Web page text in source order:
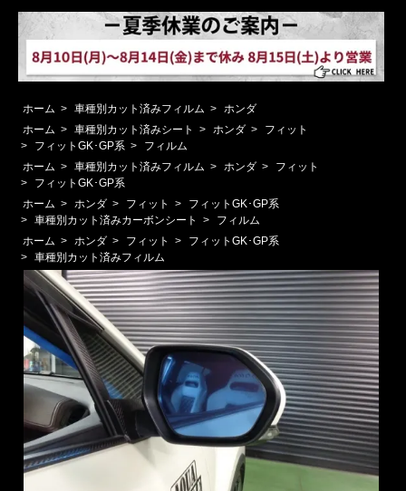
ホーム > 車種別カット済みフィルム > ホンダ
ホーム > 車種別カット済みシート > ホンダ >
フィット
>
フィットGK･GP系 >
フィルム
ホーム > 車種別カット済みフィルム > ホンダ >
フィット
>
フィットGK･GP系
ホーム > ホンダ > フィット >
フィットGK･GP系
> 車種別カット済みカーボンシート >
フィルム
ホーム > ホンダ > フィット >
フィットGK･GP系
> 車種別カット済みフィルム